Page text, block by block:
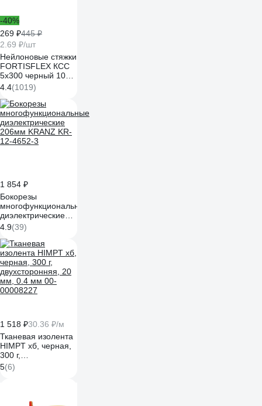
-40%
269 ₽445 ₽
2.69 ₽/шт
Нейлоновые стяжки
FORTISFLEX КСС
5х300 черный 100
штук 49417
4.4(1019)
1 854 ₽
Бокорезы
многофункциональные
диэлектрические
206мм KRANZ KR-
12-4652-3
4.9(39)
1 518 ₽30.36 ₽/м
Тканевая изолента
HIMPT хб, черная,
300 г,
двухсторонняя, 20
мм, 0.4 мм 00-
5(6)